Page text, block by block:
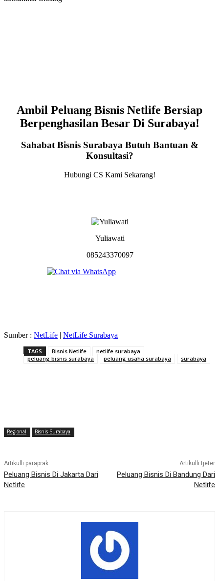
Ambil Peluang Bisnis Netlife Bersiap
Berpenghasilan Besar Di Surabaya!
Sahabat Bisnis Surabaya Butuh Bantuan &
Konsultasi?
Hubungi CS Kami Sekarang!
Yuliawati
085243370097
Sumber : NetLife | NetLife Surabaya
TAGS Bisnis Netlife
netlife surabaya
peluang bisnis surabaya
peluang usaha surabaya surabaya
Regional Bisnis Surabaya
Artikulli paraprak
Peluang Bisnis Di Jakarta Dari
Netlife
Artikulli tjetër
Peluang Bisnis Di Bandung Dari
Netlife